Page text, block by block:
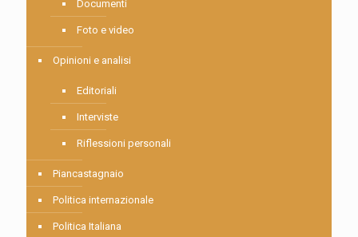
Documenti
Foto e video
Opinioni e analisi
Editoriali
Interviste
Riflessioni personali
Piancastagnaio
Politica internazionale
Politica Italiana